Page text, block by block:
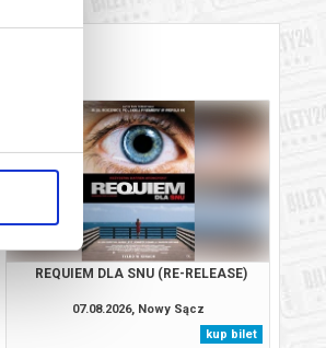
REQUIEM DLA SNU (RE-RELEASE)
07.08.2026, Nowy Sącz
kup bilet